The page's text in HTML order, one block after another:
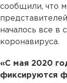
сообщили, что
началось все в
коронавируса.
«С мая 2020
фиксируются